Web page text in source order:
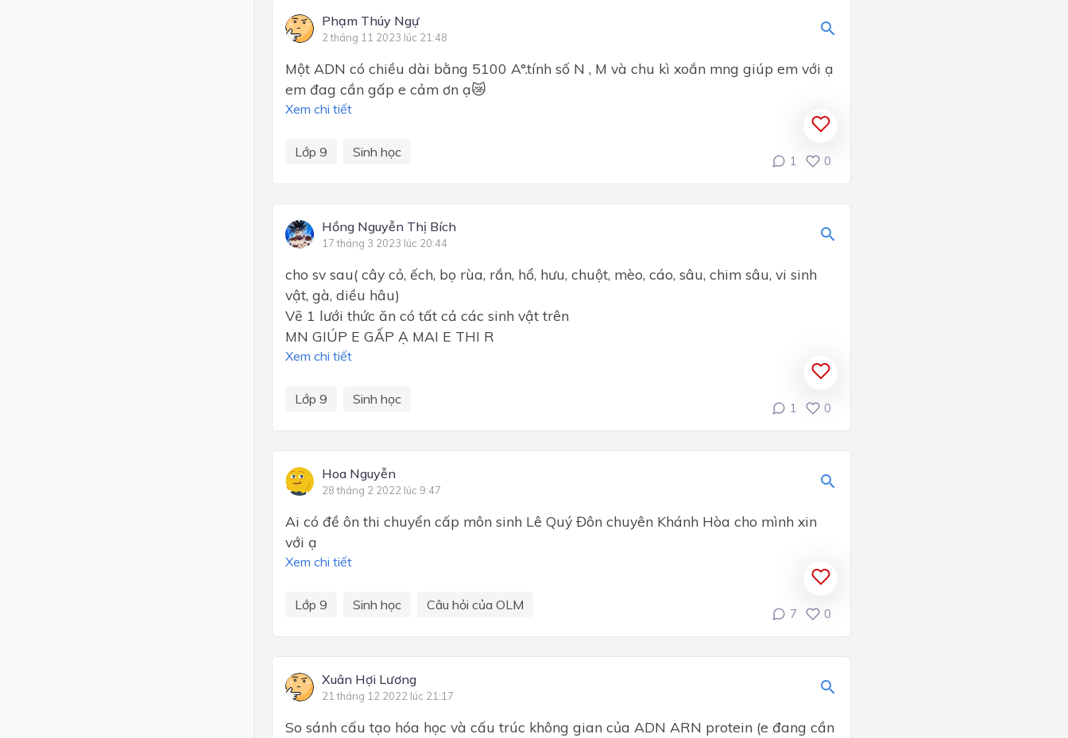
Phạm Thúy Ngự
2 tháng 11 2023 lúc 21:48
Một ADN có chiều dài bằng 5100 A°.tính số N , M và chu kì xoắn mng giúp em với ạ
em đag cần gấp e cảm ơn ạ😿
Xem chi tiết
Lớp 9 Sinh học
1 0
Hồng Nguyễn Thị Bích
17 tháng 3 2023 lúc 20:44
cho sv sau( cây cỏ, ếch, bọ rùa, rắn, hổ, hưu, chuột, mèo, cáo, sâu, chim sâu, vi sinh
vật, gà, diều hâu)
Vẽ 1 lưới thức ăn có tất cả các sinh vật trên
MN GIÚP E GẤP Ạ MAI E THI R
Xem chi tiết
Lớp 9 Sinh học
1 0
Hoa Nguyễn
28 tháng 2 2022 lúc 9:47
Ai có đề ôn thi chuyển cấp môn sinh Lê Quý Đôn chuyên Khánh Hòa cho mình xin
với ạ
Xem chi tiết
Lớp 9 Sinh học Câu hỏi của OLM
7 0
Xuân Hợi Lương
21 tháng 12 2022 lúc 21:17
So sánh cấu tạo hóa học và cấu trúc không gian của ADN ARN protein (e đang cần